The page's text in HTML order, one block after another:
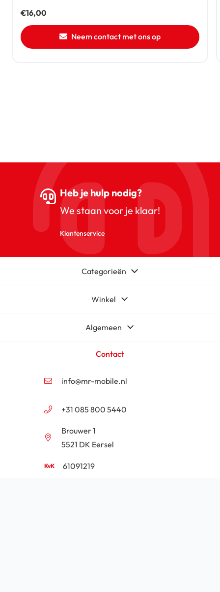
€16,00
Neem contact met ons op
Heb je hulp nodig?
We staan voor je klaar!
Klantenservice
Categorieën
Winkel
Algemeen
Contact
info@mr-mobile.nl
+31 085 800 5440
Brouwer 1
5521 DK Eersel
61091219